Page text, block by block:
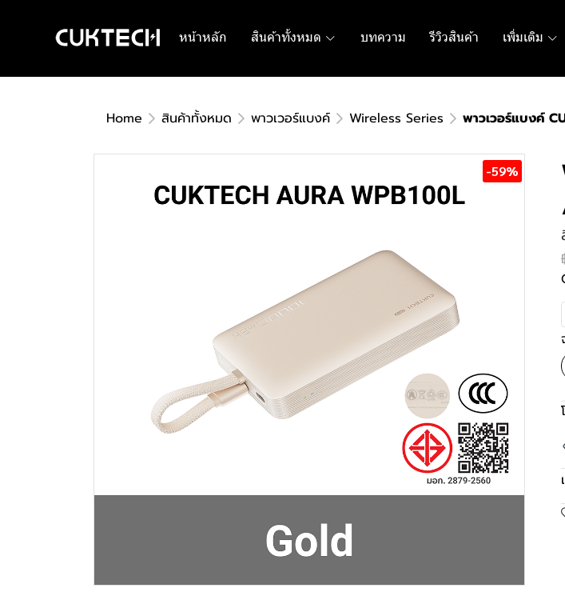
หน้าหลัก สินค้าทั้งหมด บทความ รีวิวสินค้า เพิ่มเติม
Home สินค้าทั้งหมด พาวเวอร์แบงค์ Wireless Series พาวเวอร์แบงค์
-59%